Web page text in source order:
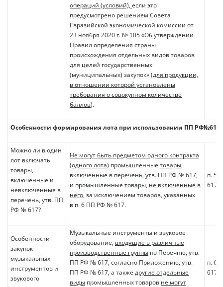
операций (условий), если это
предусмотрено решением Совета
Евразийской экономической комиссии от
23 ноября 2020 г. № 105 «Об утверждении
Правил определения страны
происхождения отдельных видов товаров
для целей государственных
(муниципальных) закупок» (для продукции,
в отношении которой установлены
требования о совокупном количестве
баллов).
Особенности формирования лота при использовании ПП РФ№617
Можно ли в один
лот включать
товары,
включенные и
невключенные в
перечень, утв. ПП
РФ № 617?
Не могут быть предметом одного контракта
(одного лота) промышленные товары,
включенные в перечень, утв. ПП РФ № 617,
и промышленные товары, не включенные в
него, за исключением товаров, указанных
в п. 6 ПП РФ № 617.
п. 5
617
Особенности
закупок
музыкальных
инструментов и
звукового
Музыкальные инструменты и звуковое
оборудование, входящие в различные
производственные группы по Перечню, утв.
ПП РФ № 617, согласно Приложению, утв.
ПП РФ № 617, а также другие отдельные
виды промышленных товаров не могут
п. 6
617